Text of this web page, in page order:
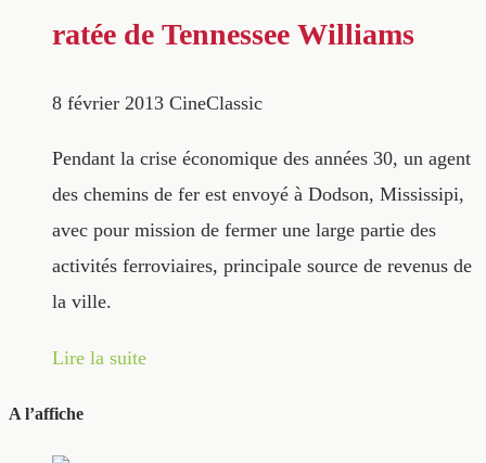
ratée de Tennessee Williams
8 février 2013 CineClassic
Pendant la crise économique des années 30, un agent
des chemins de fer est envoyé à Dodson, Mississipi,
avec pour mission de fermer une large partie des
activités ferroviaires, principale source de revenus de
la ville.
Lire la suite
A l’affiche